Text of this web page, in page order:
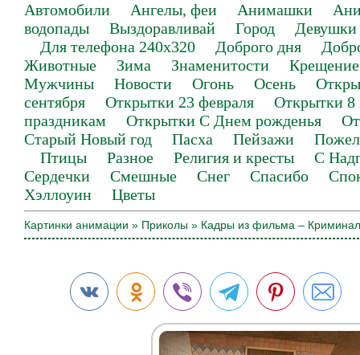
Автомобили Ангелы, феи Анимашки
водопады
Выздоравливай Город
Девушки
Для телефона 240х320
Доброго дня
Животные
Зима Знаменитости
Крещение
Мужчины
Новости Огонь Осень
сентября
Открытки 23 февраля
Открытки 8
праздникам
Открытки С Днем рожденья
Старый Новый год
Пасха Пейзажи
Птицы
Разное Религия и кресты
С
Сердечки
Смешные Снег Спасибо
Хэллоуин
Цветы
Картинки анимации » Приколы » Кадры из фильма –